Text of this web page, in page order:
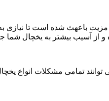
باعهث شده است تا
از آسیب بیشتر به یخچال شما
تمامی مشکلات انواع